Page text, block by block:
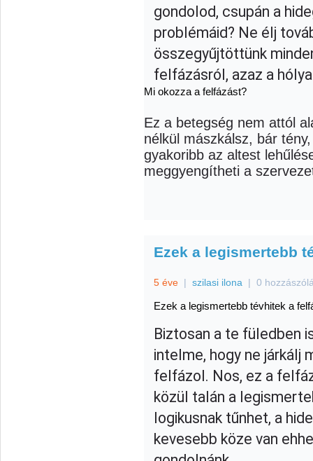
gondolod, csupán a
problémáid? Ne élj
összegyűjtöttünk
felfázásról, azaz a
Mi okozza a felfázást?
Ez a betegség nem attól
nélkül mászkálsz, bár
gyakoribb az altest
meggyengítheti a
Ezek a legismertebb
5 éve | szilasi ilona | 0
Ezek a legismertebb tévhitek a
Biztosan a te füledben
intelme, hogy ne járkálj
felfázol. Nos, ez a
közül talán a
logikusnak tűnhet, a
kevesebb köze van